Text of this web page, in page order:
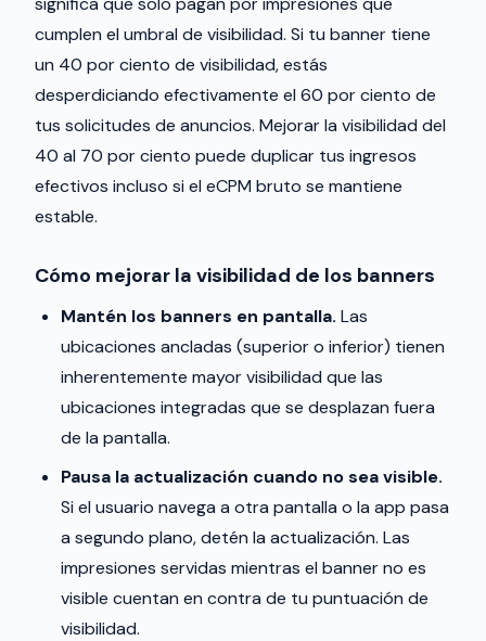
cumplen el umbral de visibilidad. Si tu banner tiene
un 40 por ciento de visibilidad, estás
desperdiciando efectivamente el 60 por ciento de
tus solicitudes de anuncios. Mejorar la visibilidad del
40 al 70 por ciento puede duplicar tus ingresos
efectivos incluso si el eCPM bruto se mantiene
estable.
Cómo mejorar la visibilidad de los banners
Mantén los banners en pantalla. Las
ubicaciones ancladas (superior o inferior) tienen
inherentemente mayor visibilidad que las
ubicaciones integradas que se desplazan fuera
de la pantalla.
Pausa la actualización cuando no sea visible.
Si el usuario navega a otra pantalla o la app pasa
a segundo plano, detén la actualización. Las
impresiones servidas mientras el banner no es
visible cuentan en contra de tu puntuación de
visibilidad.